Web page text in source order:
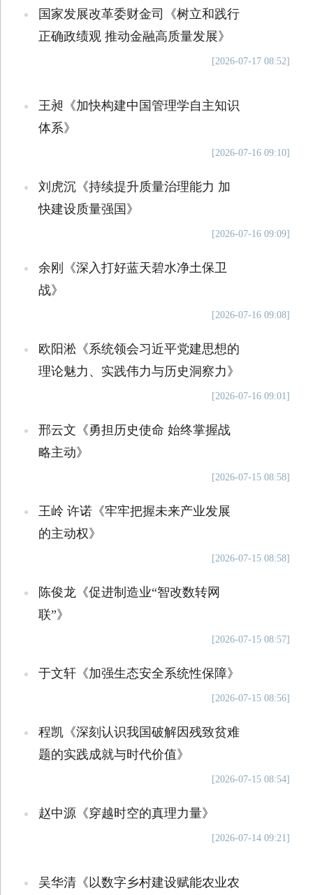
国家发展改革委财金司《树立和践行
正确政绩观 推动金融高质量发展》
[2026-07-17 08:52]
王昶《加快构建中国管理学自主知识
体系》
[2026-07-16 09:10]
刘虎沉《持续提升质量治理能力 加
快建设质量强国》
[2026-07-16 09:09]
余刚《深入打好蓝天碧水净土保卫
战》
[2026-07-16 09:08]
欧阳淞《系统领会习近平党建思想的
理论魅力、实践伟力与历史洞察力》
[2026-07-16 09:01]
邢云文《勇担历史使命 始终掌握战
略主动》
[2026-07-15 08:58]
王岭 许诺《牢牢把握未来产业发展
的主动权》
[2026-07-15 08:58]
陈俊龙《促进制造业“智改数转网
联”》
[2026-07-15 08:57]
于文轩《加强生态安全系统性保障》
[2026-07-15 08:56]
程凯《深刻认识我国破解因残致贫难
题的实践成就与时代价值》
[2026-07-15 08:54]
赵中源《穿越时空的真理力量》
[2026-07-14 09:21]
吴华清《以数字乡村建设赋能农业农